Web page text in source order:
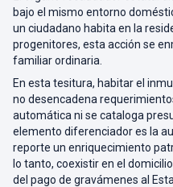
bajo el mismo entorno
un ciudadano habita en la
progenitores, esta acción se
familiar ordinaria.
En esta tesitura, habitar el
no desencadena
automática ni se cataloga
elemento diferenciador es la
reporte un enriquecimiento
lo tanto, coexistir en el
del pago de gravámenes al